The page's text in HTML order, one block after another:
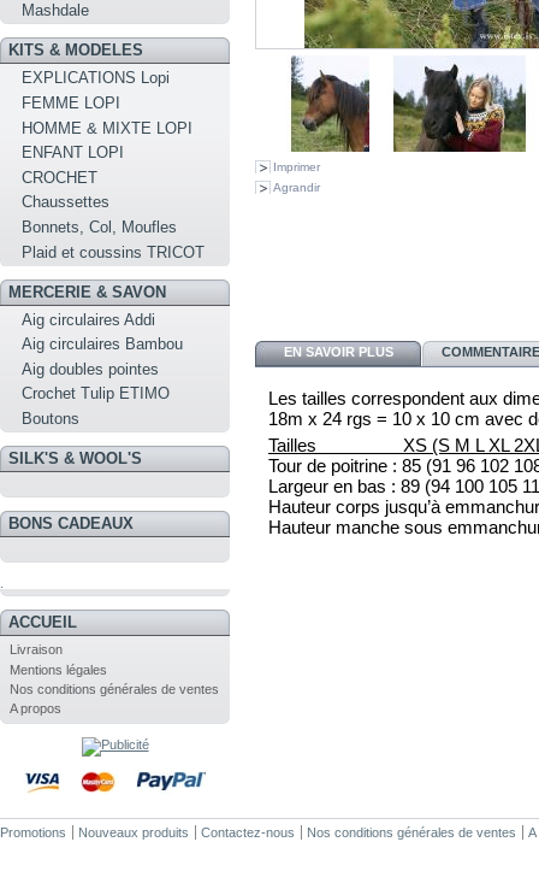
Mashdale
KITS & MODELES
EXPLICATIONS Lopi
FEMME LOPI
HOMME & MIXTE LOPI
ENFANT LOPI
CROCHET
Chaussettes
Bonnets, Col, Moufles
Plaid et coussins TRICOT
MERCERIE & SAVON
Aig circulaires Addi
Aig circulaires Bambou
Aig doubles pointes
Crochet Tulip ETIMO
Boutons
SILK'S & WOOL'S
BONS CADEAUX
ACCUEIL
Livraison
Mentions légales
Nos conditions générales de ventes
A propos
Imprimer
Agrandir
EN SAVOIR PLUS
Les tailles correspondent aux
18m x 24 rgs = 10 x 10 cm avec
Tailles XS (S M L XL 2XL
Tour de poitrine : 85 (91 96 102
Largeur en bas : 89 (94 100 105
Hauteur corps jusqu’à
Hauteur manche sous
Promotions Nouveaux produits Contactez-nous Nos conditions générales de ventes A